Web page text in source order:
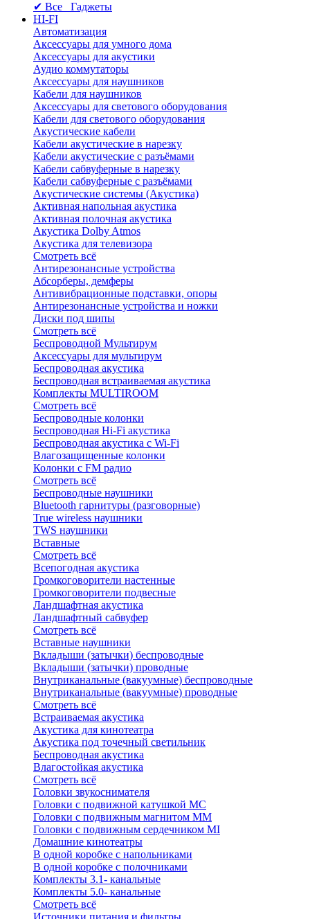
✔ Все Гаджеты
HI-FI
Автоматизация
Аксессуары для умного дома
Аксессуары для акустики
Аудио коммутаторы
Аксессуары для наушников
Кабели для наушников
Аксессуары для светового оборудования
Кабели для светового оборудования
Акустические кабели
Кабели акустические в нарезку
Кабели акустические с разъёмами
Кабели сабвуферные в нарезку
Кабели сабвуферные с разъёмами
Акустические системы (Акустика)
Активная напольная акустика
Активная полочная акустика
Акустика Dolby Atmos
Акустика для телевизора
Смотреть всё
Антирезонансные устройства
Абсорберы, демферы
Антивибрационные подставки, опоры
Антирезонансные устройства и ножки
Диски под шипы
Смотреть всё
Беспроводной Мультирум
Аксессуары для мультирум
Беспроводная акустика
Беспроводная встраиваемая акустика
Комплекты MULTIROOM
Смотреть всё
Беспроводные колонки
Беспроводная Hi-Fi акустика
Беспроводная акустика с Wi-Fi
Влагозащищенные колонки
Колонки с FM радио
Смотреть всё
Беспроводные наушники
Bluetоoth гарнитуры (разговорные)
True wireless наушники
TWS наушники
Вставные
Смотреть всё
Всепогодная акустика
Громкоговорители настенные
Громкоговорители подвесные
Ландшафтная акустика
Ландшафтный сабвуфер
Смотреть всё
Вставные наушники
Вкладыши (затычки) беспроводные
Вкладыши (затычки) проводные
Внутриканальные (вакуумные) беспроводные
Внутриканальные (вакуумные) проводные
Смотреть всё
Встраиваемая акустика
Акустика для кинотеатра
Акустика под точечный светильник
Беспроводная акустика
Влагостойкая акустика
Смотреть всё
Головки звукоснимателя
Головки с подвижной катушкой MC
Головки с подвижным магнитом ММ
Головки с подвижным сердечником MI
Домашние кинотеатры
В одной коробке с напольниками
В одной коробке с полочниками
Комплекты 3.1- канальные
Комплекты 5.0- канальные
Смотреть всё
Источники питания и фильтры